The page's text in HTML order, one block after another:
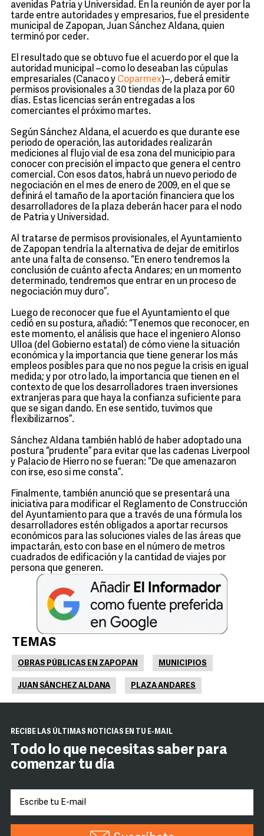
avenidas Patria y Universidad. En la reunión de ayer por la
tarde entre autoridades y empresarios, fue el presidente
municipal de Zapopan, Juan Sánchez Aldana, quien
terminó por ceder.
El resultado que se obtuvo fue el acuerdo por el que la
autoridad municipal –como lo deseaban las cúpulas
empresariales (Canaco y Coparmex)–, deberá emitir
permisos provisionales a 30 tiendas de la plaza por 60
días. Estas licencias serán entregadas a los
comerciantes el próximo martes.
Según Sánchez Aldana, el acuerdo es que durante ese
periodo de operación, las autoridades realizarán
mediciones al flujo vial de esa zona del municipio para
conocer con precisión el impacto que genera el centro
comercial. Con esos datos, habrá un nuevo periodo de
negociación en el mes de enero de 2009, en el que se
definirá el tamaño de la aportación financiera que los
desarrolladores de la plaza deberán hacer para el nodo
de Patria y Universidad.
Al tratarse de permisos provisionales, el Ayuntamiento
de Zapopan tendría la alternativa de dejar de emitirlos
ante una falta de consenso. “En enero tendremos la
conclusión de cuánto afecta Andares; en un momento
determinado, tendremos que entrar en un proceso de
negociación muy duro”.
Luego de reconocer que fue el Ayuntamiento el que
cedió en su postura, añadió: “Tenemos que reconocer, en
este momento, el análisis que hace el ingeniero Alonso
Ulloa (del Gobierno estatal) de cómo viene la situación
económica y la importancia que tiene generar los más
empleos posibles para que no nos pegue la crisis en igual
medida; y por otro lado, la importancia que tienen en el
contexto de que los desarrolladores traen inversiones
extranjeras para que haya la confianza suficiente para
que se sigan dando. En ese sentido, tuvimos que
flexibilizarnos”.
Sánchez Aldana también habló de haber adoptado una
postura “prudente” para evitar que las cadenas Liverpool
y Palacio de Hierro no se fueran: “De que amenazaron
con irse, eso si me consta”.
Finalmente, también anunció que se presentará una
iniciativa para modificar el Reglamento de Construcción
del Ayuntamiento para que a través de una fórmula los
desarrolladores estén obligados a aportar recursos
económicos para las soluciones viales de las áreas que
impactarán, esto con base en el número de metros
cuadrados de edificación y la cantidad de viajes por
persona que generen.
TEMAS
OBRAS PÚBLICAS EN ZAPOPAN MUNICIPIOS
JUAN SÁNCHEZ ALDANA PLAZA ANDARES
RECIBE LAS ÚLTIMAS NOTICIAS EN TU E-MAIL
Todo lo que necesitas saber para
comenzar tu día